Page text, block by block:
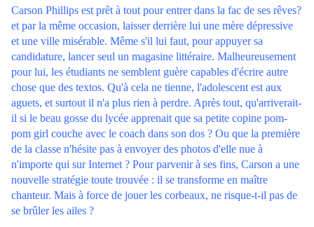
Carson Phillips est prêt à tout pour entrer dans la fac de ses rêves?
et par la même occasion, laisser derrière lui une mère dépressive
et une ville misérable. Même s'il lui faut, pour appuyer sa
candidature, lancer seul un magasine littéraire. Malheureusement
pour lui, les étudiants ne semblent guère capables d'écrire autre
chose que des textos. Qu'à cela ne tienne, l'adolescent est aux
aguets, et surtout il n'a plus rien à perdre. Après tout, qu'arriverait-
il si le beau gosse du lycée apprenait que sa petite copine pom-
pom girl couche avec le coach dans son dos ? Ou que la première
de la classe n'hésite pas à envoyer des photos d'elle nue à
n'importe qui sur Internet ? Pour parvenir à ses fins, Carson a une
nouvelle stratégie toute trouvée : il se transforme en maître
chanteur. Mais à force de jouer les corbeaux, ne risque-t-il pas de
se brûler les ailes ?